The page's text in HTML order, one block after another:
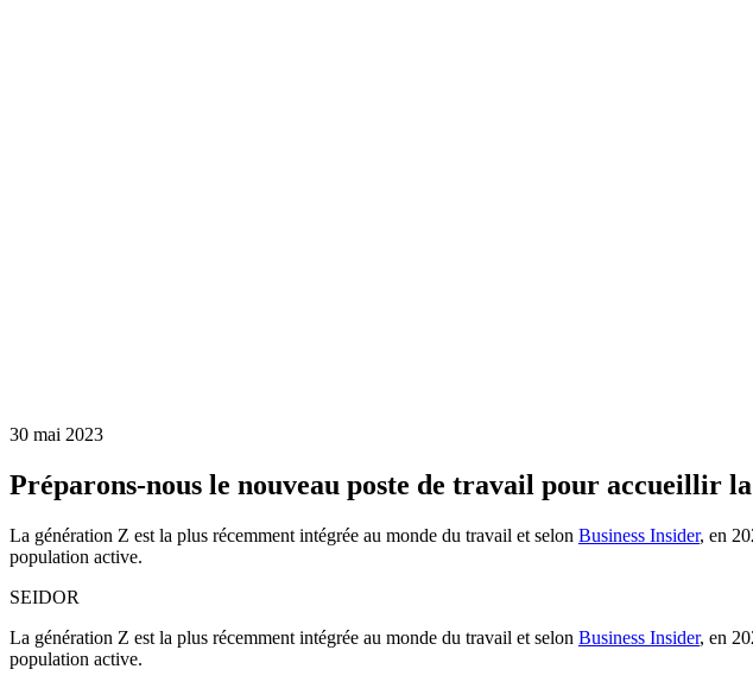
30 mai 2023
Préparons-nous le nouveau poste de travail pour accueillir
La génération Z est la plus récemment intégrée au monde du travail et selon Business Insider, en
population active.
SEIDOR
La génération Z est la plus récemment intégrée au monde du travail et selon Business Insider, en
population active.